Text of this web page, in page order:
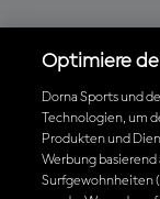
Optimiere
Dorna Sports und
Technologien, um
Produkten und
Werbung
Surfgewohnheiten